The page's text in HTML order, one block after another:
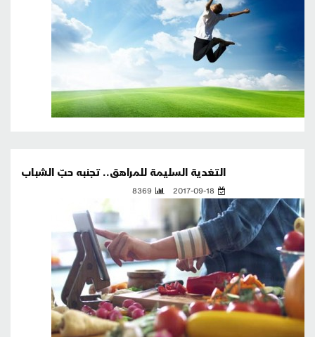
التغدية السليمة للمراهق.. تجنبه حبّ الشباب
2017-09-18
8369